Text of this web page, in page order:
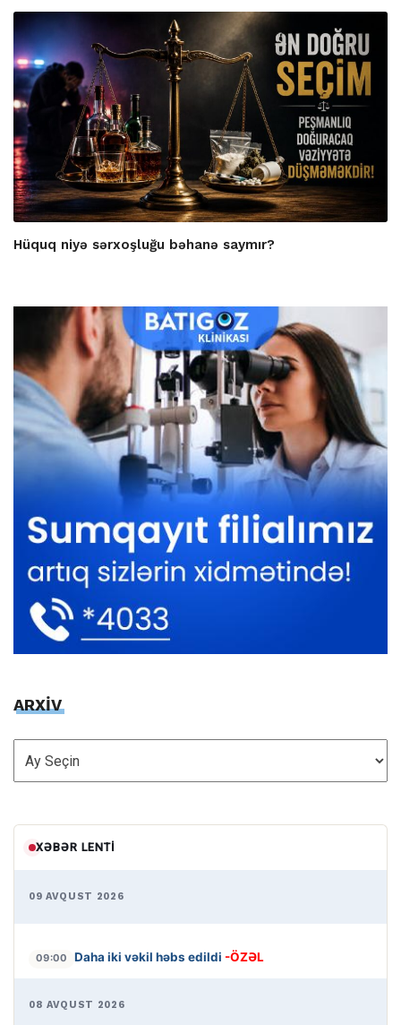
Hüquq niyə sərxoşluğu bəhanə saymır?
ARXİV
ARXİV
XƏBƏR LENTI
09 AVQUST 2026
09:00 Daha iki vəkil həbs edildi -ÖZƏL
08 AVQUST 2026